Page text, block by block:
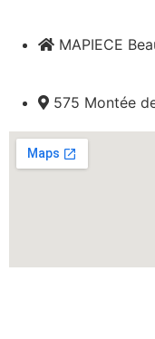
MAPIECE
575 Montée